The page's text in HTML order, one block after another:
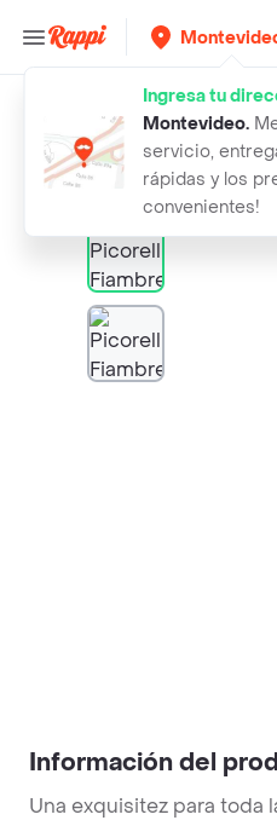
Ingresa tu
Montevideo.
servicio,
rápidas y los
convenientes!
Búsquedas relacionadas:
Rappi picorell fiambre de cerdo
Información del
Una exquisitez para toda